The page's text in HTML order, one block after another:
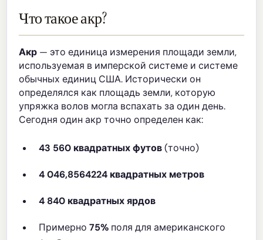
Что такое акр?
Акр — это единица измерения площади земли,
используемая в имперской системе и системе
обычных единиц США. Исторически он
определялся как площадь земли, которую
упряжка волов могла вспахать за один день.
Сегодня один акр точно определен как:
43 560 квадратных футов(точно)
4 046,8564224 квадратных метров
4 840 квадратных ярдов
Примерно75% поля для американского